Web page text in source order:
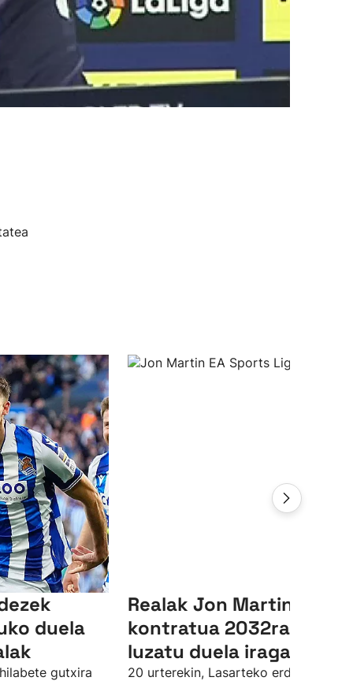
duela
gutxira
Realak Jon Martinen
kontratua 2032ra arte
luzatu duela iragarri du
20 urterekin, Lasarteko erdiko